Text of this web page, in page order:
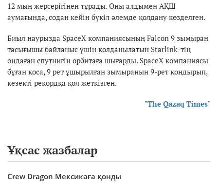
12 мың жерсерігінен тұрады. Оны алдымен АҚШ
аумағында, содан кейін бүкіл әлемде қолдану көзделген.
Биыл наурызда SpaceX компаниясының Falcon 9 зымыран
тасығышы байланыс үшін қолданылатын Starlink-тің
ондаған спутнигін орбитаға шығарды. SpaceX компаниясы
бұған қоса, 9 рет ұшырылған зымыранын 9-рет қондырып,
кезекті рекордқа қол жеткізген.
"The Qazaq Times"
Ұқсас жазбалар
Crew Dragon Мексикаға қонды